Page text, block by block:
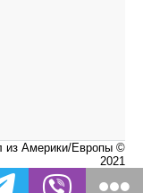
из Америки/Европы ©
2021